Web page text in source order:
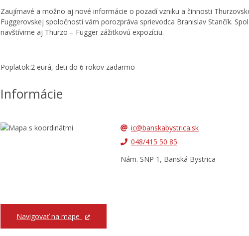
Zaujímavé a možno aj nové informácie o pozadí vzniku a činnosti
Fuggerovskej spoločnosti vám porozpráva sprievodca Branislav Stančík.
navštívime aj Thurzo – Fugger zážitkovú expozíciu.
Poplatok:2 eurá, deti do 6 rokov zadarmo
Informácie
Navigovať na mape
ic@banskabystrica.sk
048/415 50 85
Nám. SNP 1, Banská Bystrica